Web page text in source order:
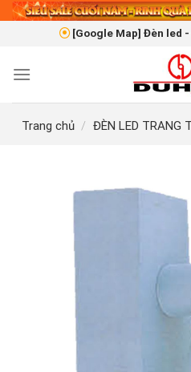
Skip
[Google Map] Đèn led
Trang chủ / ĐÈN LED TRANG